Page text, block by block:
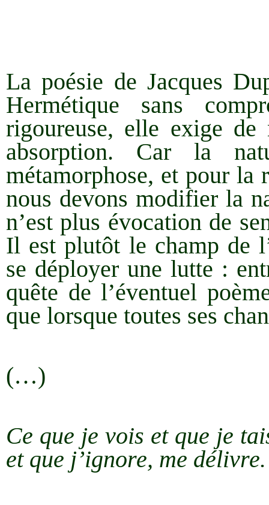
La poésie de Jacques
Hermétique sans
rigoureuse, elle exige de
absorption. Car la
métamorphose, et pour la
nous devons modifier la
n’est plus évocation de
Il est plutôt le champ de
se déployer une lutte :
quête de l’éventuel
que lorsque toutes ses
(…)
Ce que je vois et que je
et que j’ignore, me